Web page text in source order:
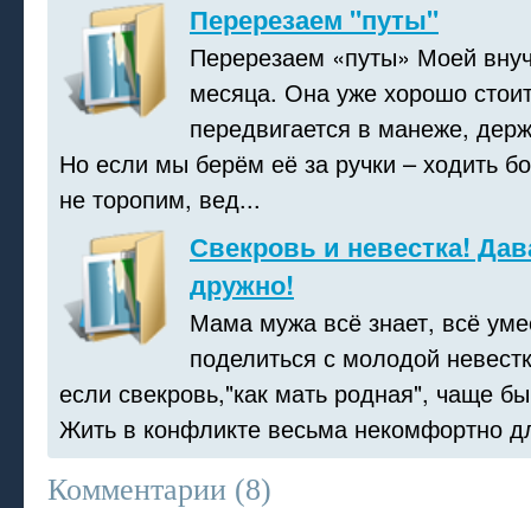
Перерезаем "путы"
Перерезаем «путы» Моей
месяца. Она уже хорошо
передвигается в манеже,
Но если мы берём её за ручки – ходить
не торопим, вед...
Свекровь и невестка!
дружно!
Мама мужа всё знает, всё
поделиться с молодой
если свекровь,"как мать родная", чаще
Жить в конфликте весьма некомфортно
Комментарии (8)